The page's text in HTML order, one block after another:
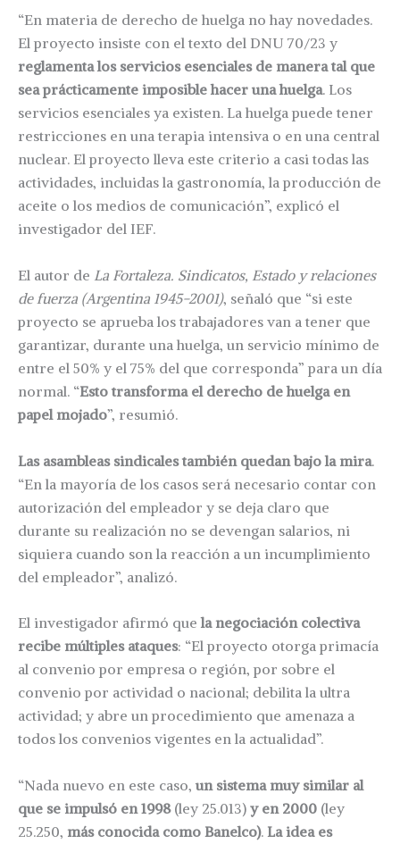
“En materia de derecho de huelga no hay novedades.
El proyecto insiste con el texto del DNU 70/23 y
reglamenta los servicios esenciales de manera tal que
sea prácticamente imposible hacer una huelga. Los
servicios esenciales ya existen. La huelga puede tener
restricciones en una terapia intensiva o en una central
nuclear. El proyecto lleva este criterio a casi todas las
actividades, incluidas la gastronomía, la producción de
aceite o los medios de comunicación”, explicó el
investigador del IEF.
El autor de La Fortaleza. Sindicatos, Estado y relaciones
de fuerza (Argentina 1945-2001), señaló que “si este
proyecto se aprueba los trabajadores van a tener que
garantizar, durante una huelga, un servicio mínimo de
entre el 50% y el 75% del que corresponda” para un día
normal. “Esto transforma el derecho de huelga en
papel mojado”, resumió.
Las asambleas sindicales también quedan bajo la mira.
“En la mayoría de los casos será necesario contar con
autorización del empleador y se deja claro que
durante su realización no se devengan salarios, ni
siquiera cuando son la reacción a un incumplimiento
del empleador”, analizó.
El investigador afirmó quela negociación colectiva
recibe múltiples ataques: “El proyecto otorga primacía
al convenio por empresa o región, por sobre el
convenio por actividad o nacional; debilita la ultra
actividad; y abre un procedimiento que amenaza a
todos los convenios vigentes en la actualidad”.
“Nada nuevo en este caso, un sistema muy similar al
que se impulsó en 1998 (ley 25.013) y en 2000 (ley
25.250, más conocida como Banelco). La idea es